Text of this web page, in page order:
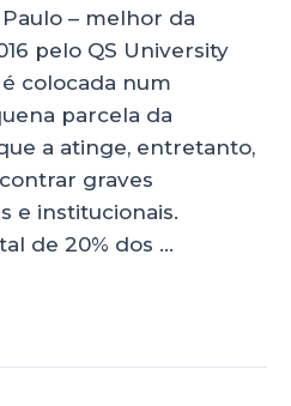
– melhor da
pelo QS University
colocada num
parcela da
a atinge, entretanto,
graves
e institucionais.
de 20% dos …